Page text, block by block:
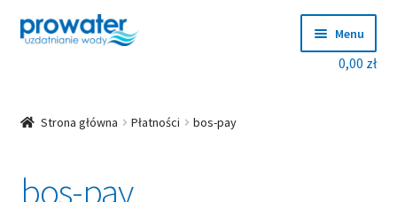
Przejdź
do
Przejdź
do
Menu
Rozwiń
Producenci
0,00 zł
Strona główna Płatności bos-pay
bos-pay